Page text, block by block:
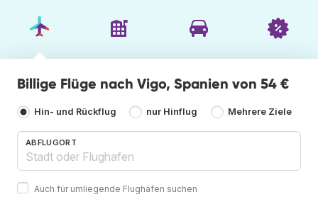
Billige Flüge nach Vigo, Spanien von 54 €
Hin- und Rückflug nur Hinflug Mehrere Ziele
ABFLUGORT
Auch für umliegende Flughäfen suchen